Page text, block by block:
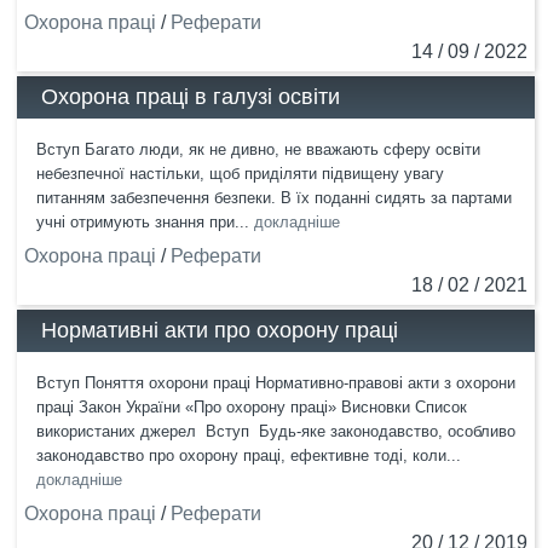
Охорона праці / Реферати
14 / 09 / 2022
Охорона праці в галузі освіти
Вступ Багато люди, як не дивно, не вважають сферу освіти
небезпечної настільки, щоб приділяти підвищену увагу
питанням забезпечення безпеки. В їх поданні сидять за партами
учні отримують знання при... докладніше
Охорона праці / Реферати
18 / 02 / 2021
Нормативні акти про охорону праці
Вступ Поняття охорони праці Нормативно-правові акти з охорони
праці Закон України «Про охорону праці» Висновки Список
використаних джерел Вступ Будь-яке законодавство, особливо
законодавство про охорону праці, ефективне тоді, коли...
докладніше
Охорона праці / Реферати
20 / 12 / 2019